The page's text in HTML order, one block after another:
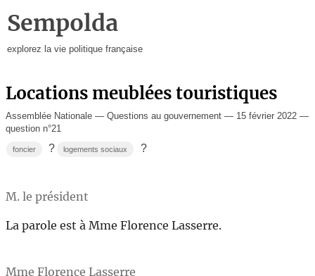
Sempolda
explorez la vie politique française
Locations meublées touristiques
Assemblée Nationale — Questions au gouvernement — 15 février 2022 —
question n°21
foncier ? logements sociaux ?
M. le président
La parole est à Mme Florence Lasserre.
Mme Florence Lasserre